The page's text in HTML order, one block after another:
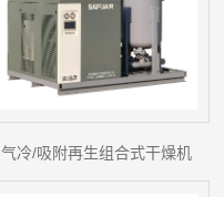
气冷/吸附再生组合式干燥机